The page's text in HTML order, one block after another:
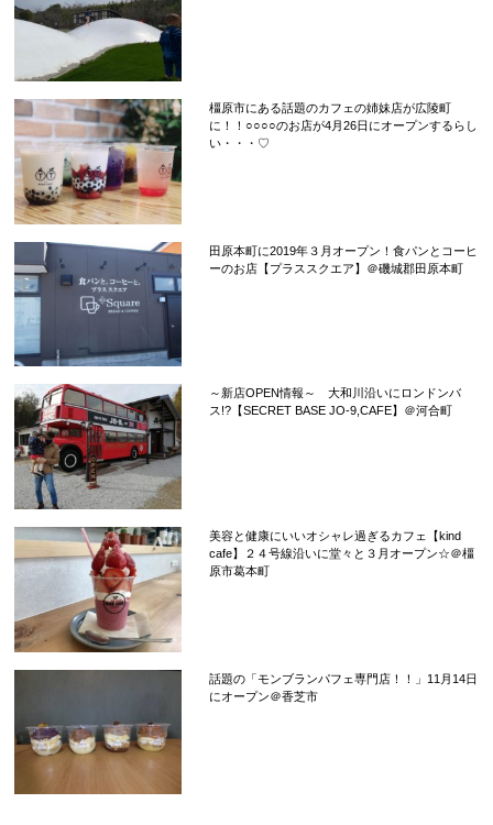
橿原市にある話題のカフェの姉妹店が広陵町
に！！○○○○のお店が4月26日にオープンするらし
い・・・♡
田原本町に2019年３月オープン！食パンとコーヒ
ーのお店【プラススクエア】＠磯城郡田原本町
～新店OPEN情報～ 大和川沿いにロンドンバ
ス!?【SECRET BASE JO-9,CAFE】＠河合町
美容と健康にいいオシャレ過ぎるカフェ【kind
cafe】２４号線沿いに堂々と３月オープン☆＠橿
原市葛本町
話題の「モンブランパフェ専門店！！」11月14日
にオープン＠香芝市